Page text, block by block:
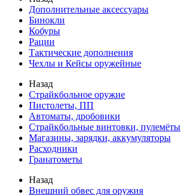
Дополнительные аксессуары
Бинокли
Кобуры
Рации
Тактические дополнения
Чехлы и Кейсы оружейные
Назад
Страйкбольное оружие
Пистолеты, ПП
Автоматы, дробовики
Страйкбольные винтовки, пулемёты
Магазины, зарядки, аккумуляторы
Расходники
Гранатометы
Назад
Внешний обвес для оружия